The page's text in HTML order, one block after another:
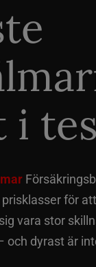
i
för
vara stor
och dyrast är